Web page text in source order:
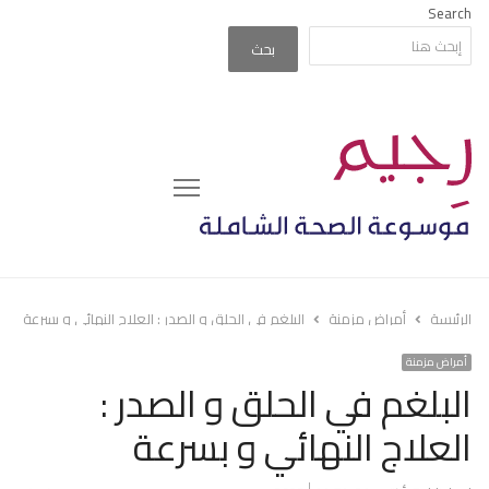
Search
بحث
Menu
الرئيسة أمراض مزمنة البلغم في الحلق و الصدر : العلاج النهائي و بسرعة
أمراض مزمنة
البلغم في الحلق و الصدر :
العلاج النهائي و بسرعة